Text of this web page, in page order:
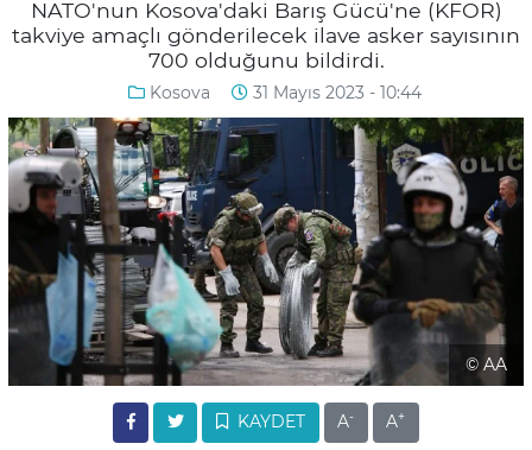
NATO'nun Kosova'daki Barış Gücü'ne (KFOR)
takviye amaçlı gönderilecek ilave asker sayısının
700 olduğunu bildirdi.
Kosova 31 Mayıs 2023 - 10:44
© AA
KAYDET A- A+